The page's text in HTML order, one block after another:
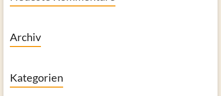
Archiv
Kategorien